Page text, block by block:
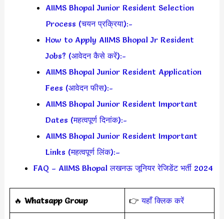
AIIMS Bhopal Junior Resident Selection
Process (चयन प्रक्रिया):-
How to Apply AIIMS Bhopal Jr Resident
Jobs? (आवेदन कैसे करें):-
AIIMS Bhopal Junior Resident Application
Fees (आवेदन फीस):-
AIIMS Bhopal Junior Resident Important
Dates (महत्वपूर्ण दिनांक):-
AIIMS Bhopal Junior Resident Important
Links (महत्वपूर्ण लिंक):–
FAQ – AIIMS Bhopal लखनऊ जूनियर रेजिडेंट भर्ती 2024
‎️‍🔥 Whatsapp Group 👉यहाँ क्लिक करें